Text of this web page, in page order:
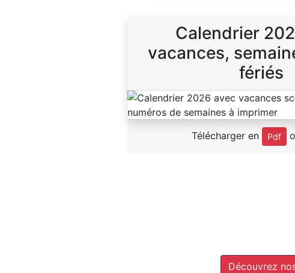
Calendrier
vacances,
fériés
Télécharger en Pdf
Découvrez